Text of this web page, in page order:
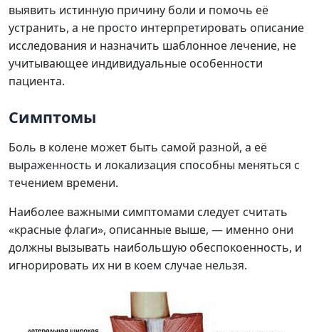
выявить истинную причину боли и помочь её
устранить, а не просто интерпретировать описание
исследования и назначить шаблонное лечение, не
учитывающее индивидуальные особенности
пациента.
Симптомы
Боль в колене может быть самой разной, а её
выраженность и локализация способны меняться с
течением времени.
Наиболее важными симптомами следует считать
«красные флаги», описанные выше, — именно они
должны вызывать наибольшую обеспокоенность, и
игнорировать их ни в коем случае нельзя.